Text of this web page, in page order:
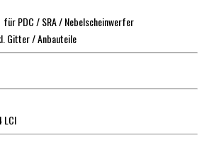
PDC / SRA / Nebelscheinwerfer
Gitter / Anbauteile
LCI